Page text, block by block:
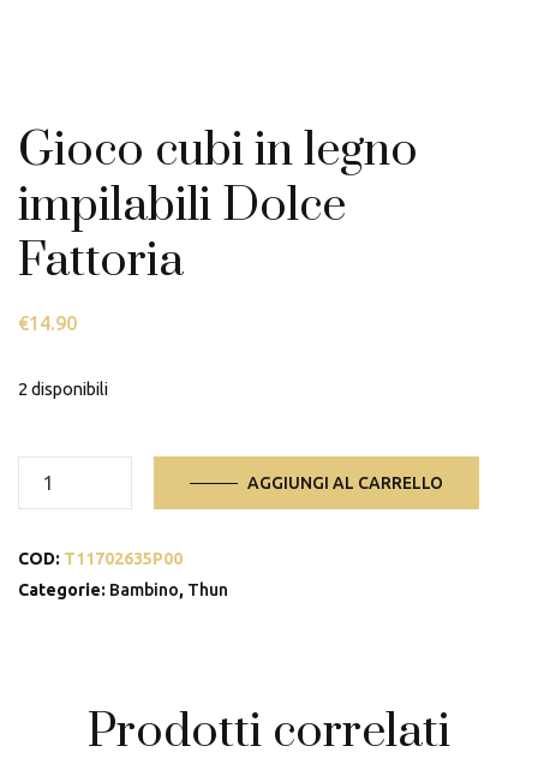
Gioco cubi in legno
impilabili Dolce
Fattoria
€14.90
2 disponibili
Gioco
legno
impilabili
AGGIUNGI AL CARRELLO
COD: T11702635P00
Categorie: Bambino, Thun
Prodotti correlati